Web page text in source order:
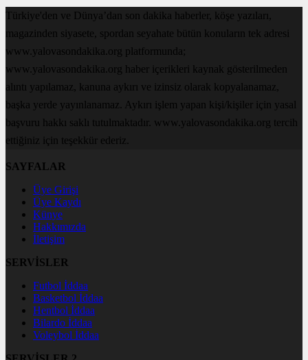
Türkiye'den ve Dünya’dan son dakika haberler, köşe yazıları,
magazinden siyasete, spordan seyahate bütün konuların tek adresi
www.yalovasondakika.org platformunda;
www.yalovasondakika.org haber içerikleri kaynak gösterilmeden
alıntı yapılamaz, kanuna aykırı ve izinsiz olarak kopyalanamaz,
başka yerde yayınlanamaz. Aykırı işlem yapan kişi/kişiler için yasal
başvuru hakkı saklı tutulmaktadır. www.yalovasondakika.org tercih
ettiğiniz için teşekkür ederiz.
SAYFALAR
Üye Girişi
Üye Kaydı
Künye
Hakkımızda
İletişim
SERVİSLER
Futbol İddaa
Basketbol İddaa
Hentbol İddaa
Bilardo İddaa
Voleybol İddaa